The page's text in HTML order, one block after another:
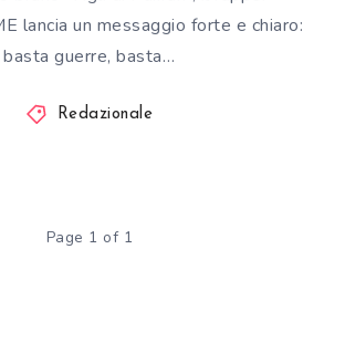
lancia un messaggio forte e chiaro:
basta guerre, basta…
Redazionale
Page 1 of 1